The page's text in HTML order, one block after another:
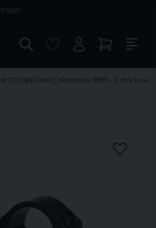
70 (.860 Rear), Montana 1999 - Extra Low